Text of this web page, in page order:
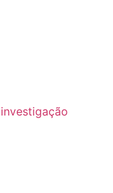
investigação